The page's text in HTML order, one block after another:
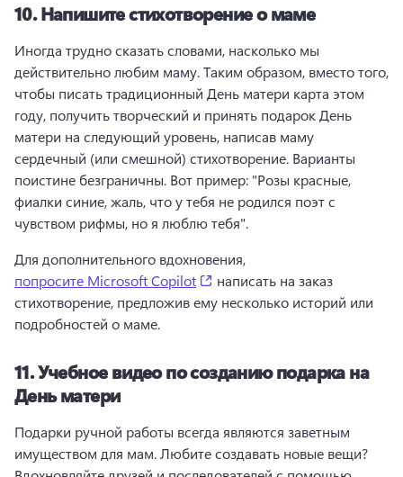
10.Напишите стихотворение о маме
Иногда трудно сказать словами, насколько мы
действительно любим маму. Таким образом, вместо того,
чтобы писать традиционный День матери карта этом
году, получить творческий и принять подарок День
матери на следующий уровень, написав маму
сердечный (или смешной) стихотворение. Варианты
поистине безграничны. Вот пример: "Розы красные,
фиалки синие, жаль, что у тебя не родился поэт с
чувством рифмы, но я люблю тебя".
Для дополнительного вдохновения,
попросите Microsoft Copilot
(opens in a new tab)
написать на заказ
стихотворение, предложив ему несколько историй или
подробностей о маме.
11.Учебное видео по созданию подарка на
День матери
Подарки ручной работы всегда являются заветным
имуществом для мам.